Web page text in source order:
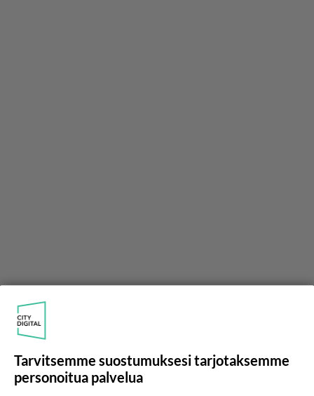
VTOkirjoitti:
Tarvitsemme suostumuksesi tarjotaksemme
personoitua palvelua